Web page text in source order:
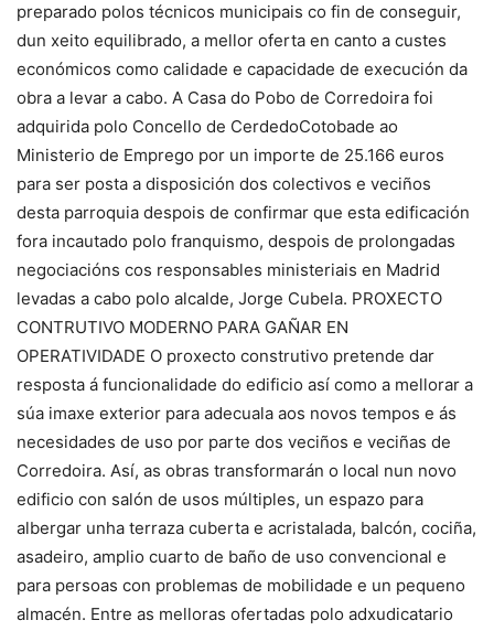
preparado polos técnicos municipais co fin de conseguir,
dun xeito equilibrado, a mellor oferta en canto a custes
económicos como calidade e capacidade de execución da
obra a levar a cabo. A Casa do Pobo de Corredoira foi
adquirida polo Concello de CerdedoCotobade ao
Ministerio de Emprego por un importe de 25.166 euros
para ser posta a disposición dos colectivos e veciños
desta parroquia despois de confirmar que esta edificación
fora incautado polo franquismo, despois de prolongadas
negociacións cos responsables ministeriais en Madrid
levadas a cabo polo alcalde, Jorge Cubela. PROXECTO
CONTRUTIVO MODERNO PARA GAÑAR EN
OPERATIVIDADE O proxecto construtivo pretende dar
resposta á funcionalidade do edificio así como a mellorar a
súa imaxe exterior para adecuala aos novos tempos e ás
necesidades de uso por parte dos veciños e veciñas de
Corredoira. Así, as obras transformarán o local nun novo
edificio con salón de usos múltiples, un espazo para
albergar unha terraza cuberta e acristalada, balcón, cociña,
asadeiro, amplio cuarto de baño de uso convencional e
para persoas con problemas de mobilidade e un pequeno
almacén. Entre as melloras ofertadas polo adxudicatario